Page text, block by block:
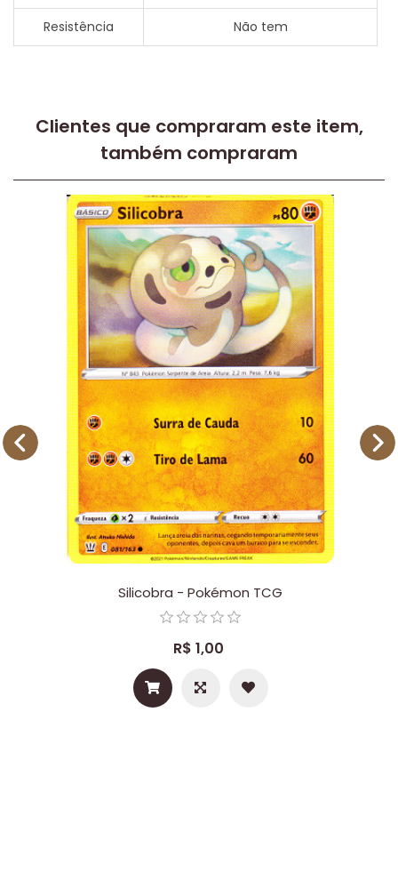
Resistência Não tem
Clientes que compraram este item,
também compraram
Silicobra - Pokémon TCG
R$ 1,00